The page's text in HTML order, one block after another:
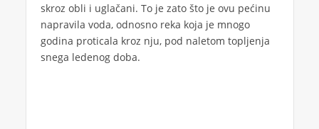
skroz obli i uglačani. To je zato što je ovu pećinu
napravila voda, odnosno reka koja je mnogo
godina proticala kroz nju, pod naletom topljenja
snega ledenog doba.